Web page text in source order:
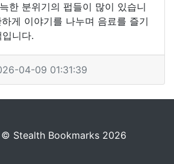
한 분위기의 펍들이 많이 있습니
게 이야기를 나누며 음료를 즐기
니다.
04-09 01:31:39
Stealth Bookmarks 2026